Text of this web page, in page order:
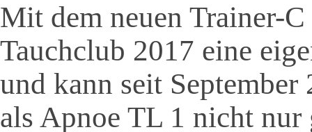
Mit dem neuen Trainer-
Tauchclub 2017 eine
und kann seit
als Apnoe TL 1 nicht